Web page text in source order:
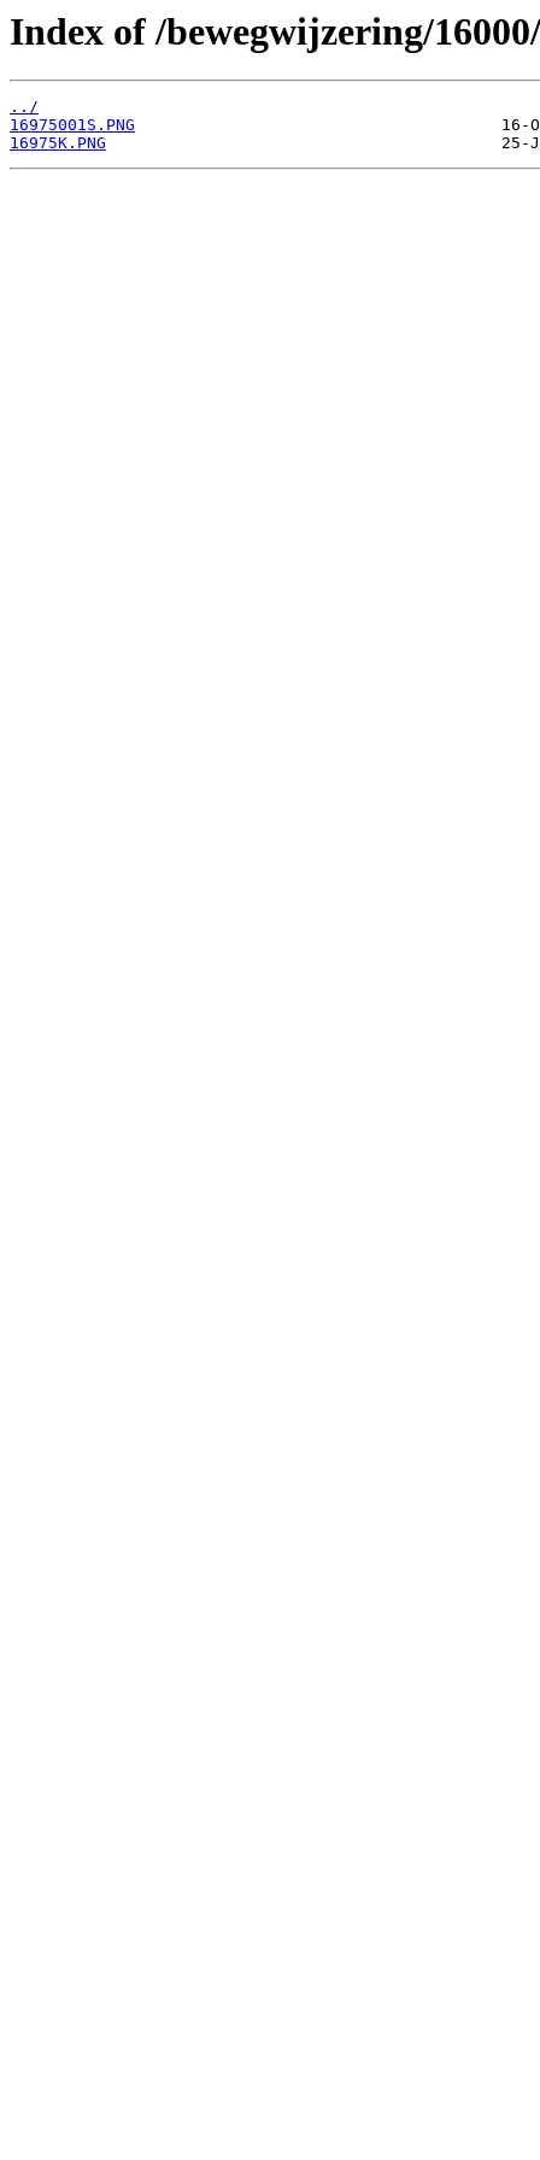
Index of /bewegwijzering/
../
16975001S.PNG
16975K.PNG